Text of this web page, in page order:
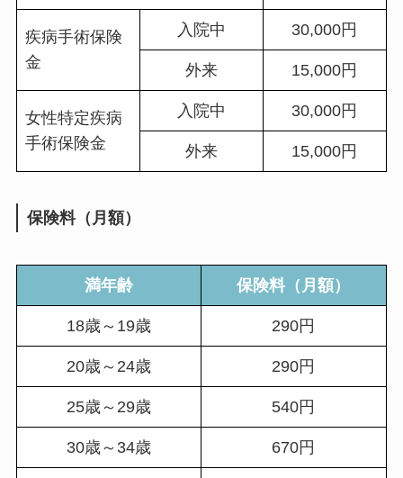
疾病手術保険
金
入院中 30,000円
外来 15,000円
女性特定疾病
手術保険金
入院中 30,000円
外来 15,000円
保険料（月額）
満年齢 保険料（月額）
18歳～19歳 290円
20歳～24歳 290円
25歳～29歳 540円
30歳～34歳 670円